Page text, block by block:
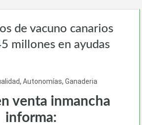
de vacuno canarios
millones en ayudas
, Autonomías, Ganaderia
venta inmancha
informa: